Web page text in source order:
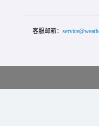
客服邮箱：